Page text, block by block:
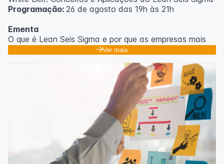
Programação: 26 de agosto das 19h às 21h
Ementa
O que é Lean Seis Sigma e por que as empresas mais
eficientes do mundo usam;
Introdução ao DMAIC: o roteiro para resolver
Ferramentas essenciais: 5 Porquês, Ishikawa e voz do
Casos práticos de melhoria em processos
administrativos e operacionais;
Próximos passos na jornada Lean Seis Sigma: do White
Ver mais